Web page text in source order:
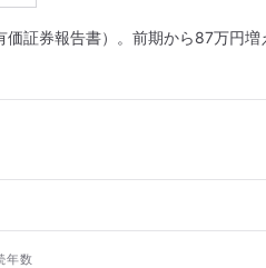
証券報告書）。前期から87万円
年数